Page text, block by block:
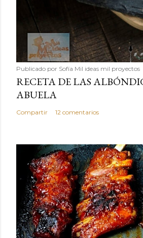
Publicado por Sofía Mil ideas mil proyectos
RECETA DE LAS
ABUELA
Compartir 12 comentarios